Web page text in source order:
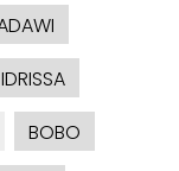
IDRISSA
BOBO